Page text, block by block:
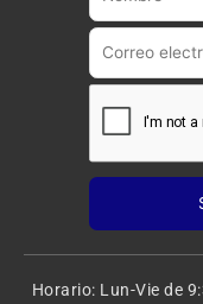
Horario: Lun-Vie de